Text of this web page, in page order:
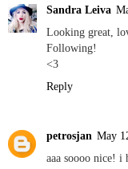
Sandra Leiva
Looking great,
Following!
<3
Reply
petrosjan May
aaa soooo nice! i